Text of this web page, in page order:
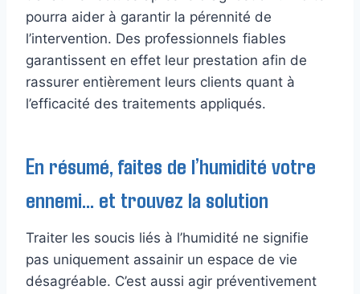
pourra aider à garantir la pérennité de
l’intervention. Des professionnels fiables
garantissent en effet leur prestation afin de
rassurer entièrement leurs clients quant à
l’efficacité des traitements appliqués.
En résumé, faites de l’humidité votre
ennemi… et trouvez la solution
Traiter les soucis liés à l’humidité ne signifie
pas uniquement assainir un espace de vie
désagréable. C’est aussi agir préventivement